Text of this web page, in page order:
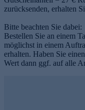
zurücksenden, erhalten
Bitte beachten Sie dabei:
Bestellen Sie an einem
möglichst in einem
erhalten. Haben Sie
Wert dann ggf. auf alle